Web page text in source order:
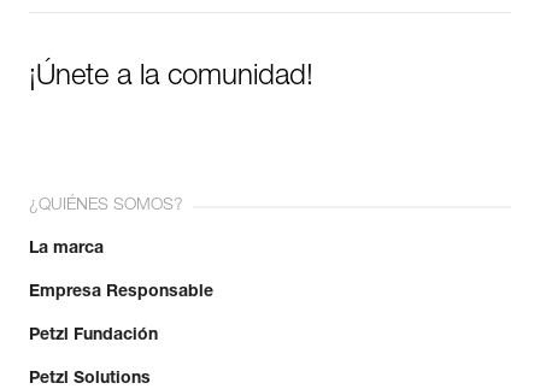
¡Únete a la comunidad!
¿QUIÉNES SOMOS?
La marca
Empresa Responsable
Petzl Fundación
Petzl Solutions